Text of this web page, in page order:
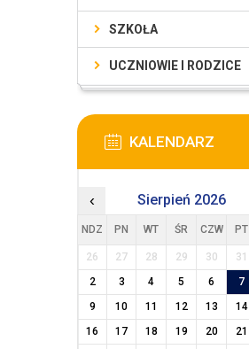
SZKOŁA
UCZNIOWIE I RODZICE
KALENDARZ
‹ Sierpień 2026
NDZ PN WT ŚR CZW PT
26 27 28 29 30 31
2
3 4 5 6 7
9
10 11 12 13 14
16
17 18 19 20 21